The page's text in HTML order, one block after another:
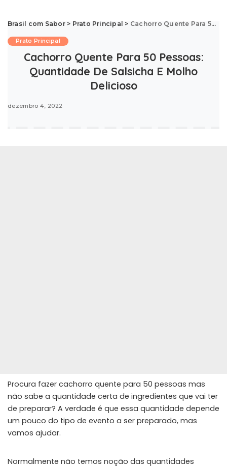
Brasil com Sabor> Prato Principal > Cachorro Quente Para 50 Pessoas: Quantidade De Salsicha E Molho Delicioso
Prato Principal
Cachorro Quente Para 50 Pessoas:
Quantidade De Salsicha E Molho
Delicioso
dezembro 4, 2022
Procura fazer cachorro quente para 50 pessoas mas
não sabe a quantidade certa de ingredientes que vai ter
de preparar? A verdade é que essa quantidade depende
um pouco do tipo de evento a ser preparado, mas
vamos ajudar.
Normalmente não temos noção das quantidades